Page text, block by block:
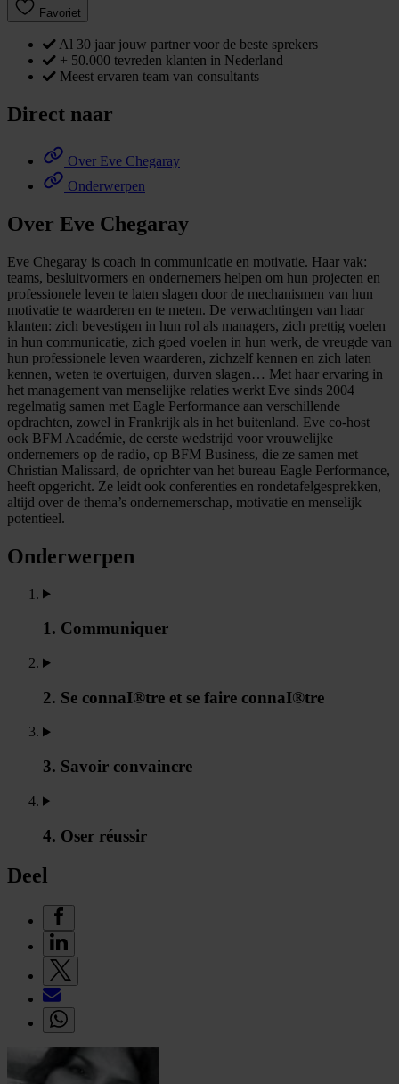
Favoriet
Al 30 jaar jouw partner voor de beste sprekers
+ 50.000 tevreden klanten in Nederland
Meest ervaren team van consultants
Direct naar
Over Eve Chegaray
Onderwerpen
Over Eve Chegaray
Eve Chegaray is coach in communicatie en motivatie. Haar vak:
teams, besluitvormers en ondernemers helpen om hun projecten en
professionele leven te laten slagen door de mechanismen van hun
motivatie te waarderen en te meten. De verwachtingen van haar
klanten: zich bevestigen in hun rol als managers, zich prettig voelen
in hun communicatie, zich goed voelen in hun werk, de vreugde van
hun professionele leven waarderen, zichzelf kennen en zich laten
kennen, weten te overtuigen, durven slagen… Met haar ervaring in
het management van menselijke relaties werkt Eve sinds 2004
regelmatig samen met Eagle Performance aan verschillende
opdrachten, zowel in Frankrijk als in het buitenland. Eve co-host
ook BFM Académie, de eerste wedstrijd voor vrouwelijke
ondernemers op de radio, op BFM Business, die ze samen met
Christian Malissard, de oprichter van het bureau Eagle Performance,
heeft opgericht. Ze leidt ook conferenties en rondetafelgesprekken,
altijd over de thema’s ondernemerschap, motivatie en menselijk
potentieel.
Onderwerpen
1. Communiquer
2. Se connaI®tre et se faire connaI®tre
3. Savoir convaincre
4. Oser réussir
Deel